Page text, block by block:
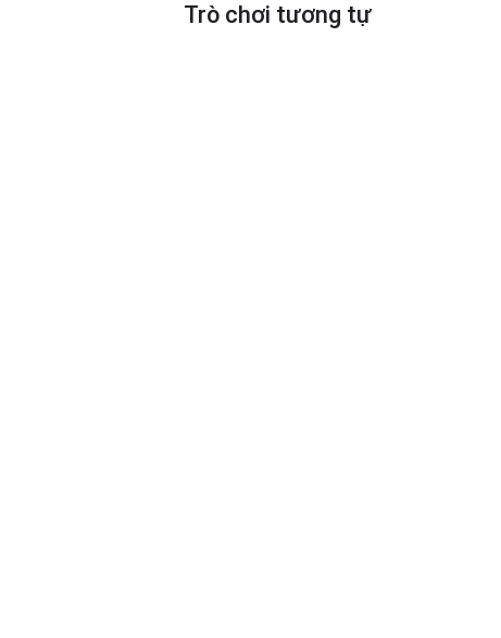
Trò chơi tương tự